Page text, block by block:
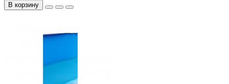
В корзину